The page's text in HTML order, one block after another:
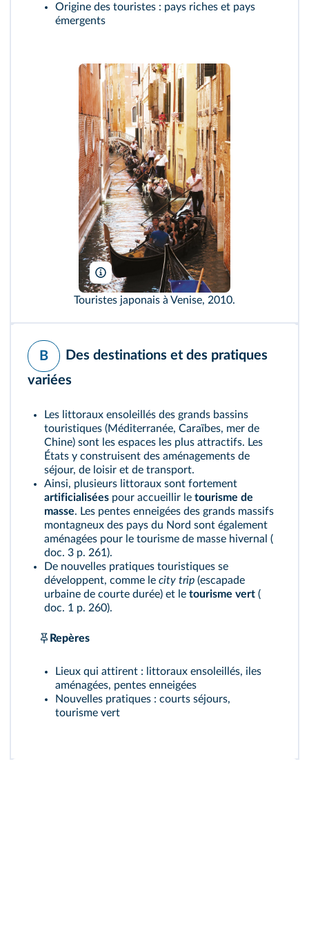
Origine des touristes : pays riches et pays
émergents
salajean/Shutterstock
Touristes japonais à Venise, 2010.
B
Des destinations et des pratiques
variées
Les littoraux ensoleillés des grands bassins
touristiques (Méditerranée, Caraïbes, mer de
Chine) sont les espaces les plus attractifs. Les
États y construisent des aménagements de
séjour, de loisir et de transport.
Ainsi, plusieurs littoraux sont fortement
artificialisées pour accueillir le tourisme de
masse. Les pentes enneigées des grands massifs
montagneux des pays du Nord sont également
aménagées pour le tourisme de masse hivernal (
doc. 3 p. 261).
De nouvelles pratiques touristiques se
développent, comme le city trip (escapade
urbaine de courte durée) et le tourisme vert (
doc. 1 p. 260).
Repères
Lieux qui attirent : littoraux ensoleillés, iles
aménagées, pentes enneigées
Nouvelles pratiques : courts séjours,
tourisme vert